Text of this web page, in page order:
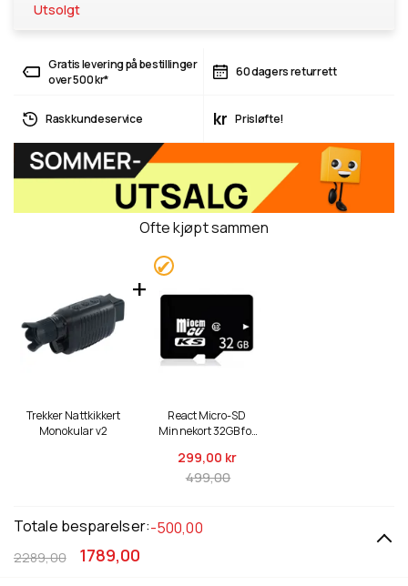
Utsolgt
Gratis levering på bestillinger
over 500 kr*
60 dagers returrett
Rask kundeservice kr Prisløfte!
Ofte kjøpt sammen
Trekker Nattkikkert
Monokular v2
React Micro-SD
Minnekort 32GB for
era
299,00 kr
499,00
Totale besparelser:-500,00
1789,00
2289,00